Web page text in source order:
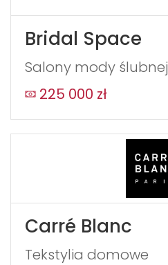
Bridal Space
Salony mody ślubnej
225 000 zł
Carré Blanc
Tekstylia domowe